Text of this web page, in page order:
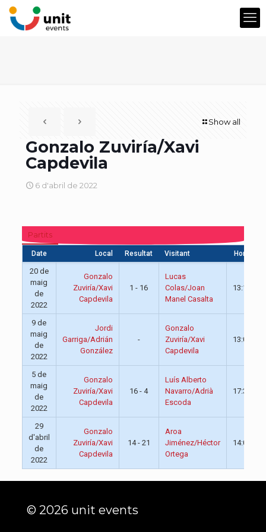
Show all
Gonzalo Zuviría/Xavi
Capdevila
6 d'abril de 2022
Partits
Date Local Resultat Visitant Hora
20 de
maig
de
2022
Gonzalo
Zuviría/Xavi
Capdevila
1 - 16
Lucas
Colas/Joan
Manel Casalta
13:15
9 de
maig
de
2022
Jordi
Garriga/Adrián
González
-
Gonzalo
Zuviría/Xavi
Capdevila
13:00
5 de
maig
de
2022
Gonzalo
Zuviría/Xavi
Capdevila
16 - 4
Luís Alberto
Navarro/Adrià
Escoda
17:30
29
d'abril
de
2022
Gonzalo
Zuviría/Xavi
Capdevila
14 - 21
Aroa
Jiménez/Héctor
Ortega
14:00
© 2026 unit events